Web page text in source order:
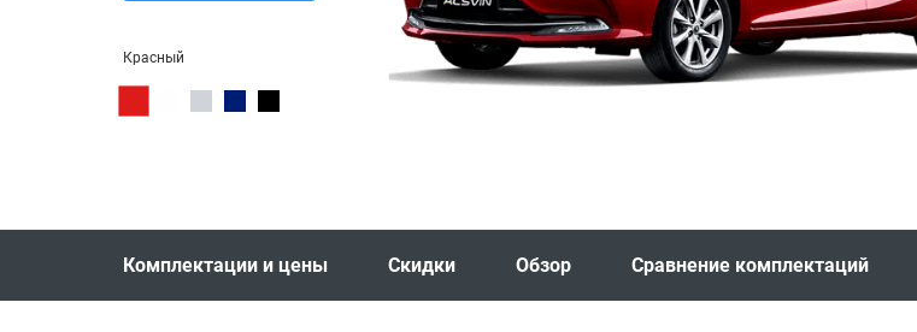
Красный
Комплектации и цены Скидки Обзор Сравнение комплектаций